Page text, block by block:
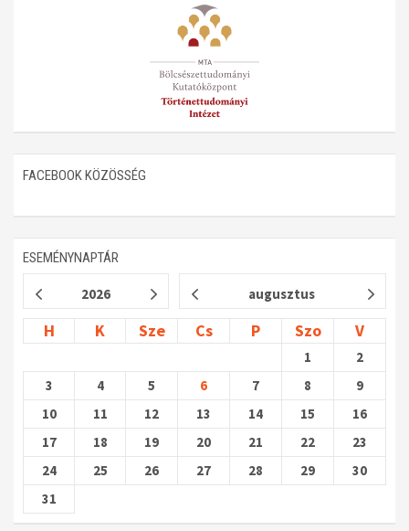
FACEBOOK KÖZÖSSÉG
ESEMÉNYNAPTÁR
2026 augusztus
H K Sze Cs P Szo V
1
2
3
4 5 6 7 8
9
10
11 12 13 14 15
16
17
18 19 20 21 22
23
24
25 26 27 28 29
30
31